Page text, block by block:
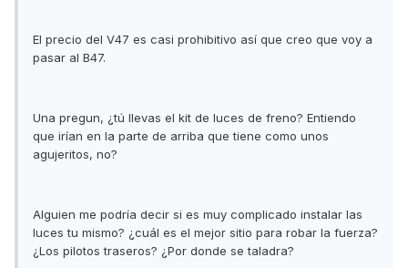
El precio del V47 es casi prohibitivo así que creo que voy a
pasar al B47.
Una pregun, ¿tú llevas el kit de luces de freno? Entiendo
que irían en la parte de arriba que tiene como unos
agujeritos, no?
Alguien me podría decir si es muy complicado instalar las
luces tu mismo? ¿cuál es el mejor sitio para robar la fuerza?
¿Los pilotos traseros? ¿Por donde se taladra?